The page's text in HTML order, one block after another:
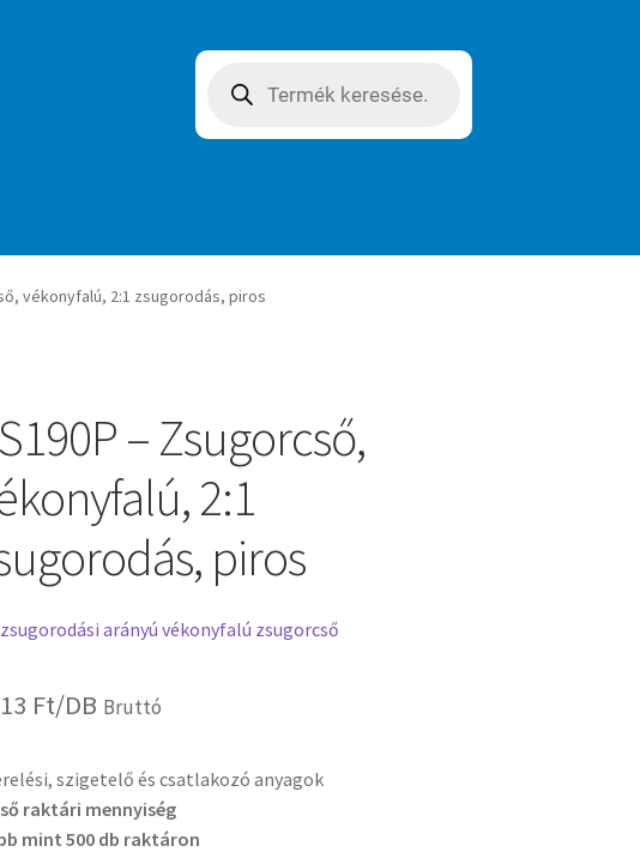
search
vékonyfalú, 2:1 zsugorodás, piros
– Zsugorcső,
2:1
piros
zsugorodási arányú vékonyfalú zsugorcső
Ft/DB Bruttó
szigetelő és csatlakozó anyagok
raktári mennyiség
mint 500 db raktáron